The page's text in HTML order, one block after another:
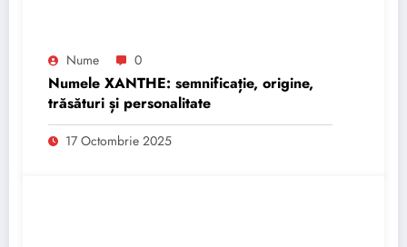
Nume 0
Numele XANTHE: semnificație, origine,
trăsături și personalitate
17 Octombrie 2025